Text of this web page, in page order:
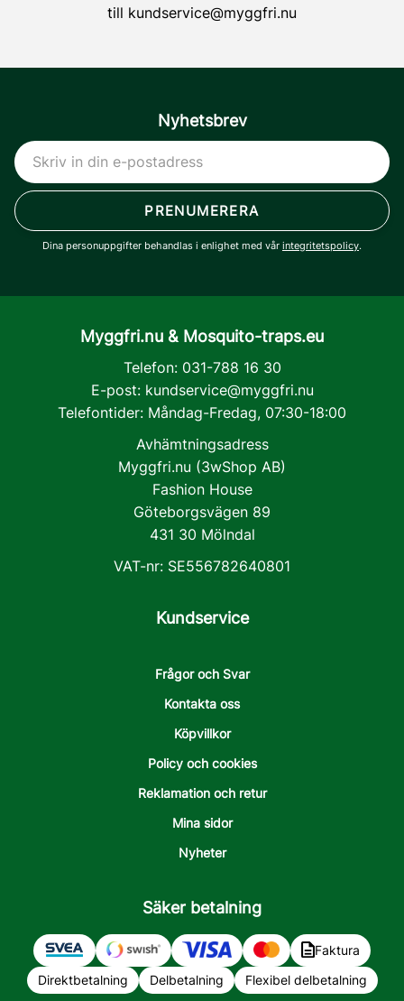
till kundservice@myggfri.nu
Nyhetsbrev
PRENUMERERA
Dina personuppgifter behandlas i enlighet med vår integritetspolicy.
Myggfri.nu & Mosquito-traps.eu
Telefon: 031-788 16 30
E-post: kundservice@myggfri.nu
Telefontider: Måndag-Fredag, 07:30-18:00
Avhämtningsadress
Myggfri.nu (3wShop AB)
Fashion House
Göteborgsvägen 89
431 30 Mölndal
VAT-nr: SE556782640801
Kundservice
Frågor och Svar
Kontakta oss
Köpvillkor
Policy och cookies
Reklamation och retur
Mina sidor
Nyheter
Säker betalning
Faktura
Direktbetalning
Delbetalning Flexibel delbetalning